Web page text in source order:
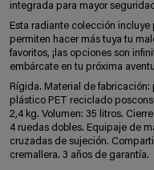
integrada para mayor
Esta radiante colección
permiten hacer más tuya tu
favoritos, ¡las opciones son
embárcate en tu próxima
Rígida. Material de
plástico PET reciclado
2,4 kg. Volumen: 35 litros.
4 ruedas dobles. Equipaje de
cruzadas de sujeción.
cremallera. 3 años de garantía.